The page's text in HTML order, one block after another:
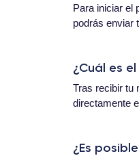
Para iniciar el
podrás enviar
¿Cuál es
Tras recibir tu
directamente
¿Es